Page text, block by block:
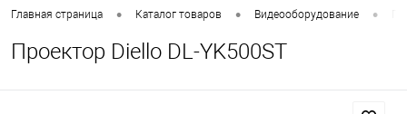
Главная страница • Каталог товаров • Видеооборудование •
Проектор Diello DL-YK500ST